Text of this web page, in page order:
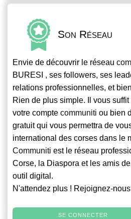
Son Réseau
Envie de découvrir le réseau
BURESI , ses followers, ses
relations professionnelles, et
Rien de plus simple. Il vous
votre compte communiti ou bien
gratuit qui vous permettra de
international des corses dans le
Communiti est le réseau
Corse, la Diaspora et les amis
outil digital.
N'attendez plus ! Rejoignez-nous
SE CONNECTER